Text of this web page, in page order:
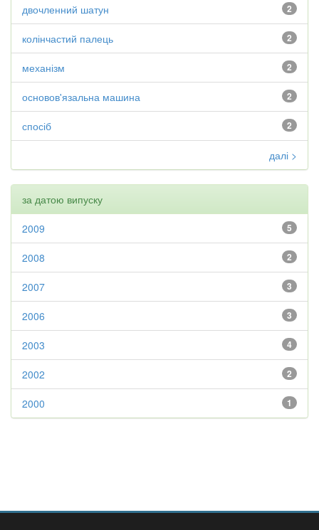
2
двочленний шатун
2
колінчастий палець
2
механізм
2
основов'язальна машина
2
спосіб
далі >
за датою випуску
5
2009
2
2008
3
2007
3
2006
4
2003
2
2002
1
2000